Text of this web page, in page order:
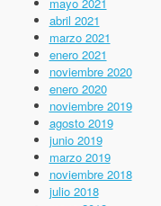
abril 2021
marzo 2021
enero 2021
noviembre 2020
enero 2020
noviembre 2019
agosto 2019
junio 2019
marzo 2019
noviembre 2018
julio 2018